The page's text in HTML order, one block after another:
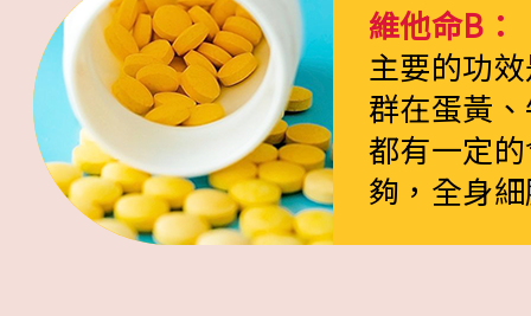
維他命B：
主要的功
群在蛋黃
都有一定
夠，全身